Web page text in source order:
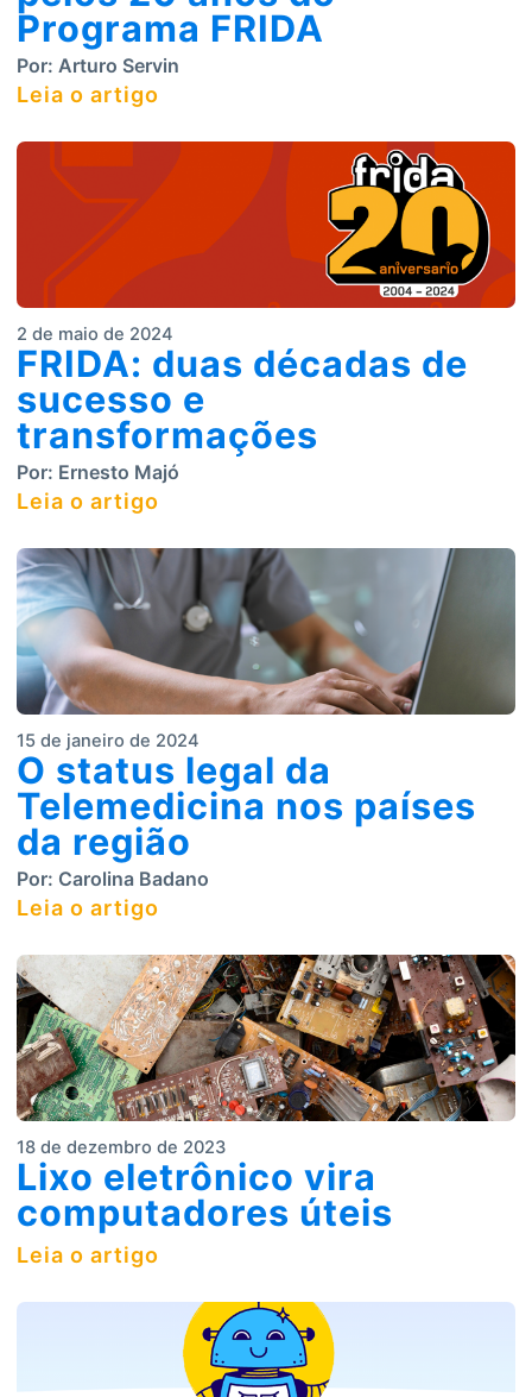
Programa FRIDA
Por: Arturo Servin
Leia o artigo
2 de maio de 2024
FRIDA: duas décadas de
sucesso e
transformações
Por: Ernesto Majó
Leia o artigo
15 de janeiro de 2024
O status legal da
Telemedicina nos países
da região
Por: Carolina Badano
Leia o artigo
18 de dezembro de 2023
Lixo eletrônico vira
computadores úteis
Leia o artigo